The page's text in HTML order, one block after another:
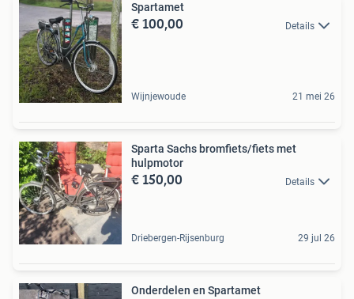
Spartamet
€ 100,00 Details
Wijnjewoude 21 mei 26
Sparta Sachs bromfiets/fiets met
hulpmotor
€ 150,00 Details
Driebergen-Rijsenburg 29 jul 26
Onderdelen en Spartamet